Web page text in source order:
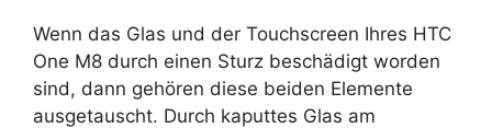
Wenn das Glas und der Touchscreen Ihres HTC
One M8 durch einen Sturz beschädigt worden
sind, dann gehören diese beiden Elemente
ausgetauscht. Durch kaputtes Glas am